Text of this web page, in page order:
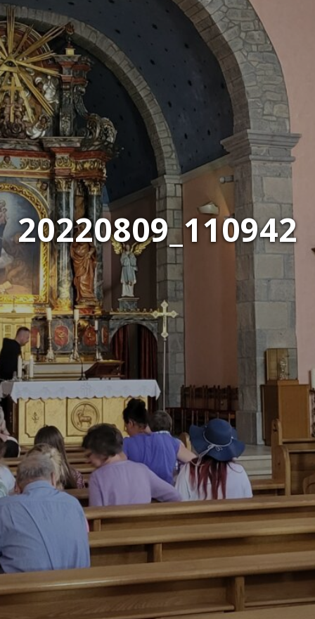
20220809_110942